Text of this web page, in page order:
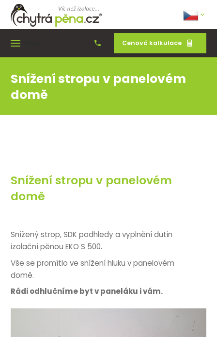
Cenová kalkulace
Snížení stropu v panelovém
domě
Snížení stropu v panelovém
domě
Snížený strop, SDK podhledy a vyplnění dutin
izolační pěnou EKO S 500.
Vše se promítlo ve snížení hluku v panelovém
domě.
Rádi odhlučníme byt v paneláku i vám.